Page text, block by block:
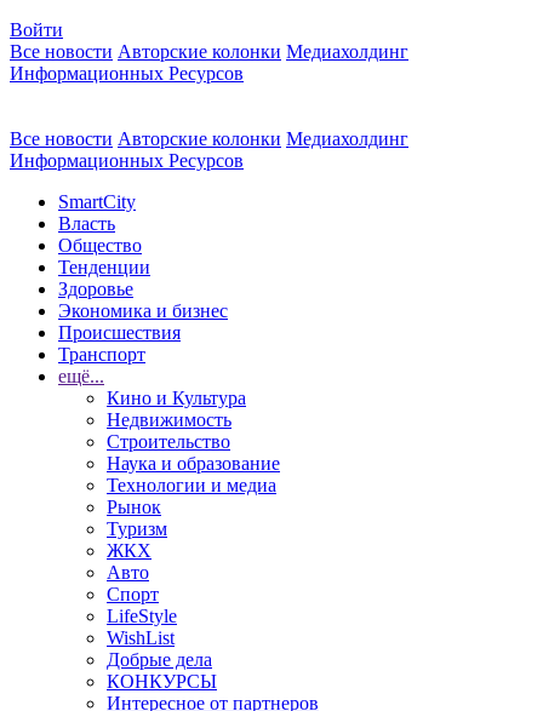
Войти
Все новости Авторские колонки Медиахолдинг
Информационных Ресурсов
Все новости Авторские колонки Медиахолдинг
Информационных Ресурсов
SmartCity
Власть
Общество
Тенденции
Здоровье
Экономика и бизнес
Происшествия
Транспорт
ещё...
Кино и Культура
Недвижимость
Строительство
Наука и образование
Технологии и медиа
Рынок
Туризм
ЖКХ
Авто
Спорт
LifeStyle
WishList
Добрые дела
КОНКУРСЫ
Интересное от партнеров